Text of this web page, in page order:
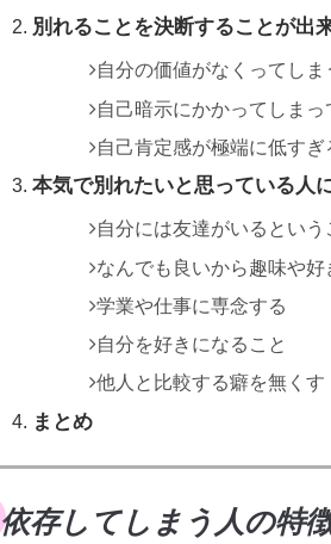
別れることを決断することが出
自分の価値がなくってし
自己暗示にかかってしまっ
自己肯定感が極端に低すぎ
本気で別れたいと思っている人
自分には友達がいるとい
なんでも良いから趣味や
学業や仕事に専念する
自分を好きになること
他人と比較する癖を無くす
まとめ
依存してしまう人の特